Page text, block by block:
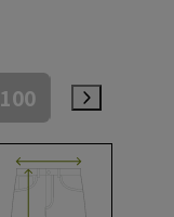
100 105